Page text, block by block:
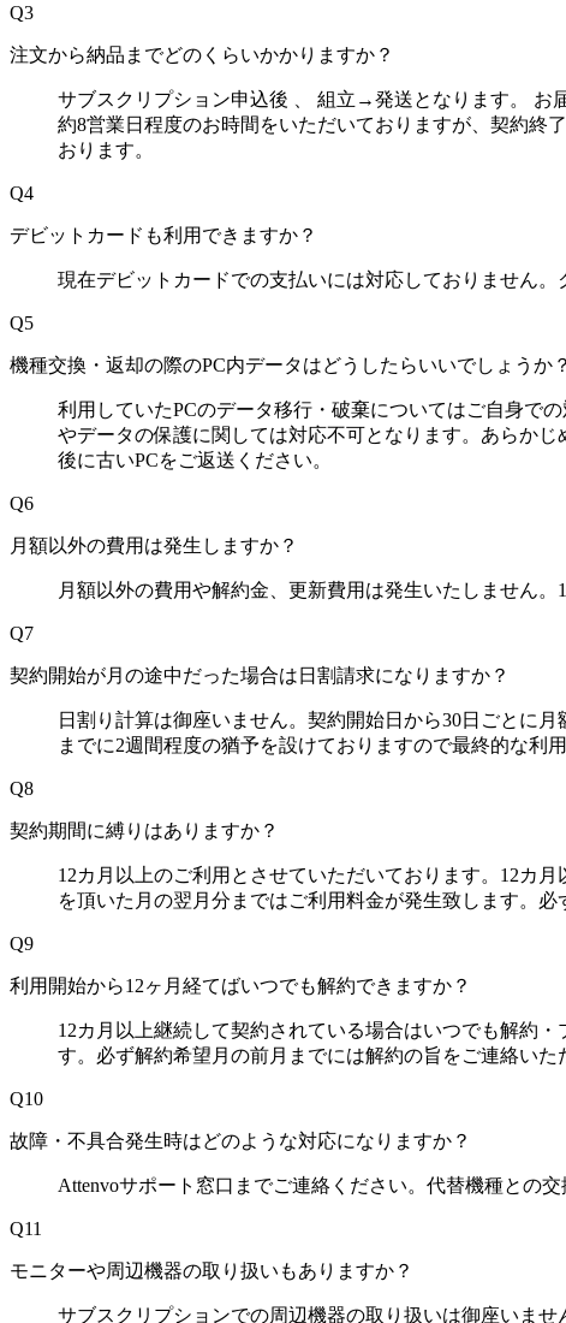
Q3
注文から納品までどのくらいかかりますか？
サブスクリプション申込後 、 組立→発送となります。 お
約8営業日程度のお時間をいただいておりますが、契約終
おります。
Q4
デビットカードも利用できますか？
現在デビットカードでの支払いには対応しておりません。
Q5
機種交換・返却の際のPC内データはどうしたらいいでしょうか？
利用していたPCのデータ移行・破棄についてはご自身で
やデータの保護に関しては対応不可となります。あらか
後に古いPCをご返送ください。
Q6
月額以外の費用は発生しますか？
月額以外の費用や解約金、更新費用は発生いたしません
Q7
契約開始が月の途中だった場合は日割請求になりますか？​
日割り計算は御座いません。契約開始日から30日ごとに
までに2週間程度の猶予を設けておりますので最終的な利
Q8
契約期間に縛りはありますか？​
12カ月以上のご利用とさせていただいております。12カ
を頂いた月の翌月分まではご利用料金が発生致します。
Q9
利用開始から12ヶ月経てばいつでも解約できますか？
12カ月以上継続して契約されている場合はいつでも解約
す。必ず解約希望月の前月までには解約の旨をご連絡いた
Q10
故障・不具合発生時はどのような対応になりますか？
Attenvoサポート窓口までご連絡ください。代替機種との
Q11
モニターや周辺機器の取り扱いもありますか？
サブスクリプションでの周辺機器の取り扱いは御座いませ